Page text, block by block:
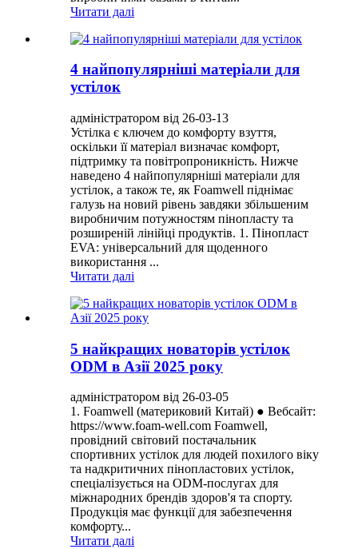
Читати далі
4 найпопулярніші матеріали для
устілок
адміністратором від 26-03-13
Устілка є ключем до комфорту взуття,
оскільки її матеріал визначає комфорт,
підтримку та повітропроникність. Нижче
наведено 4 найпопулярніші матеріали для
устілок, а також те, як Foamwell піднімає
галузь на новий рівень завдяки збільшеним
виробничим потужностям пінопласту та
розширеній лінійці продуктів. 1. Пінопласт
EVA: універсальний для щоденного
використання ...
Читати далі
5 найкращих новаторів устілок
ODM в Азії 2025 року
адміністратором від 26-03-05
1. Foamwell (материковий Китай) ● Вебсайт:
https://www.foam-well.com Foamwell,
провідний світовий постачальник
спортивних устілок для людей похилого віку
та надкритичних пінопластових устілок,
спеціалізується на ODM-послугах для
міжнародних брендів здоров'я та спорту.
Продукція має функції для забезпечення
комфорту...
Читати далі